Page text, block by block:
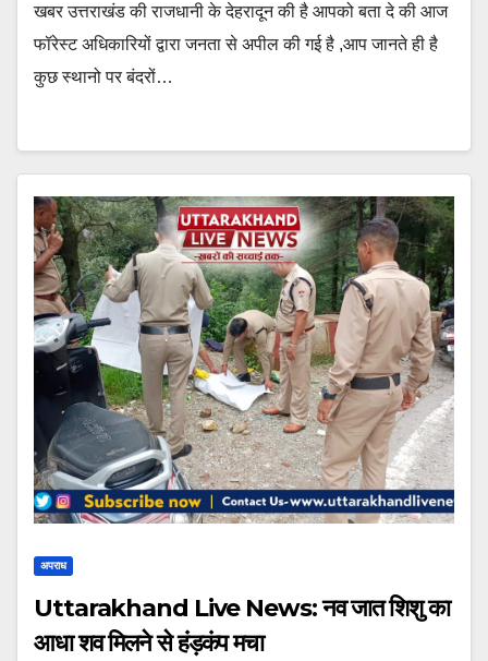
खबर उत्तराखंड की राजधानी के देहरादून की है आपको बता दे की आज
फॉरेस्ट अधिकारियों द्वारा जनता से अपील की गई है ,आप जानते ही है
कुछ स्थानो पर बंदरों…
अपराध
Uttarakhand Live News: नव जात शिशु का
आधा शव मिलने से हंड़कंप मचा